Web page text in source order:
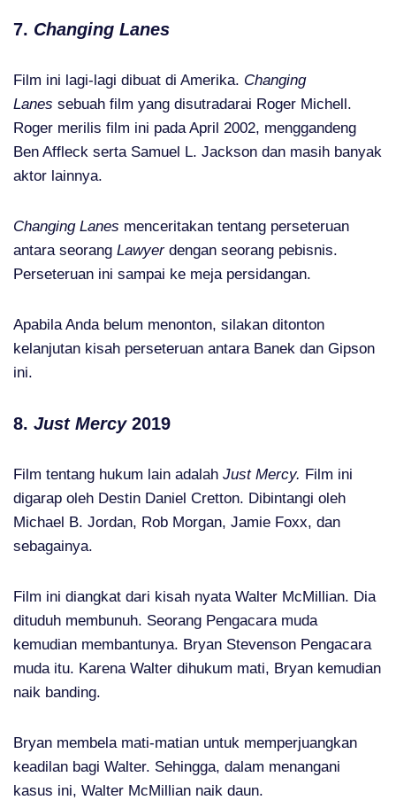
7. Changing Lanes
Film ini lagi-lagi dibuat di Amerika. Changing
Lanes sebuah film yang disutradarai Roger Michell.
Roger merilis film ini pada April 2002, menggandeng
Ben Affleck serta Samuel L. Jackson dan masih banyak
aktor lainnya.
Changing Lanes menceritakan tentang perseteruan
antara seorang Lawyer dengan seorang pebisnis.
Perseteruan ini sampai ke meja persidangan.
Apabila Anda belum menonton, silakan ditonton
kelanjutan kisah perseteruan antara Banek dan Gipson
ini.
8. Just Mercy2019
Film tentang hukum lain adalah Just Mercy. Film ini
digarap oleh Destin Daniel Cretton. Dibintangi oleh
Michael B. Jordan, Rob Morgan, Jamie Foxx, dan
sebagainya.
Film ini diangkat dari kisah nyata Walter McMillian. Dia
dituduh membunuh. Seorang Pengacara muda
kemudian membantunya. Bryan Stevenson Pengacara
muda itu. Karena Walter dihukum mati, Bryan kemudian
naik banding.
Bryan membela mati-matian untuk memperjuangkan
keadilan bagi Walter. Sehingga, dalam menangani
kasus ini, Walter McMillian naik daun.